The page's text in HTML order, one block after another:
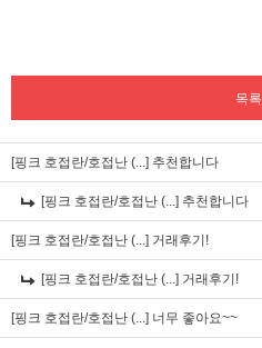
목록
[핑크 호접란/호접난 (...] 추천합니다
[핑크 호접란/호접난 (...] 추천합니다
[핑크 호접란/호접난 (...] 거래후기!
[핑크 호접란/호접난 (...] 거래후기!
[핑크 호접란/호접난 (...] 너무 좋아요~~